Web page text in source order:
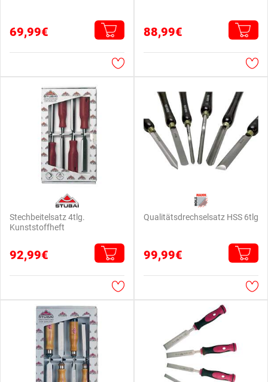
69,99€ 88,99€
Stechbeitelsatz 4tlg.
Kunststoffheft
92,99€
Qualitätsdrechselsatz HSS 6tlg
99,99€